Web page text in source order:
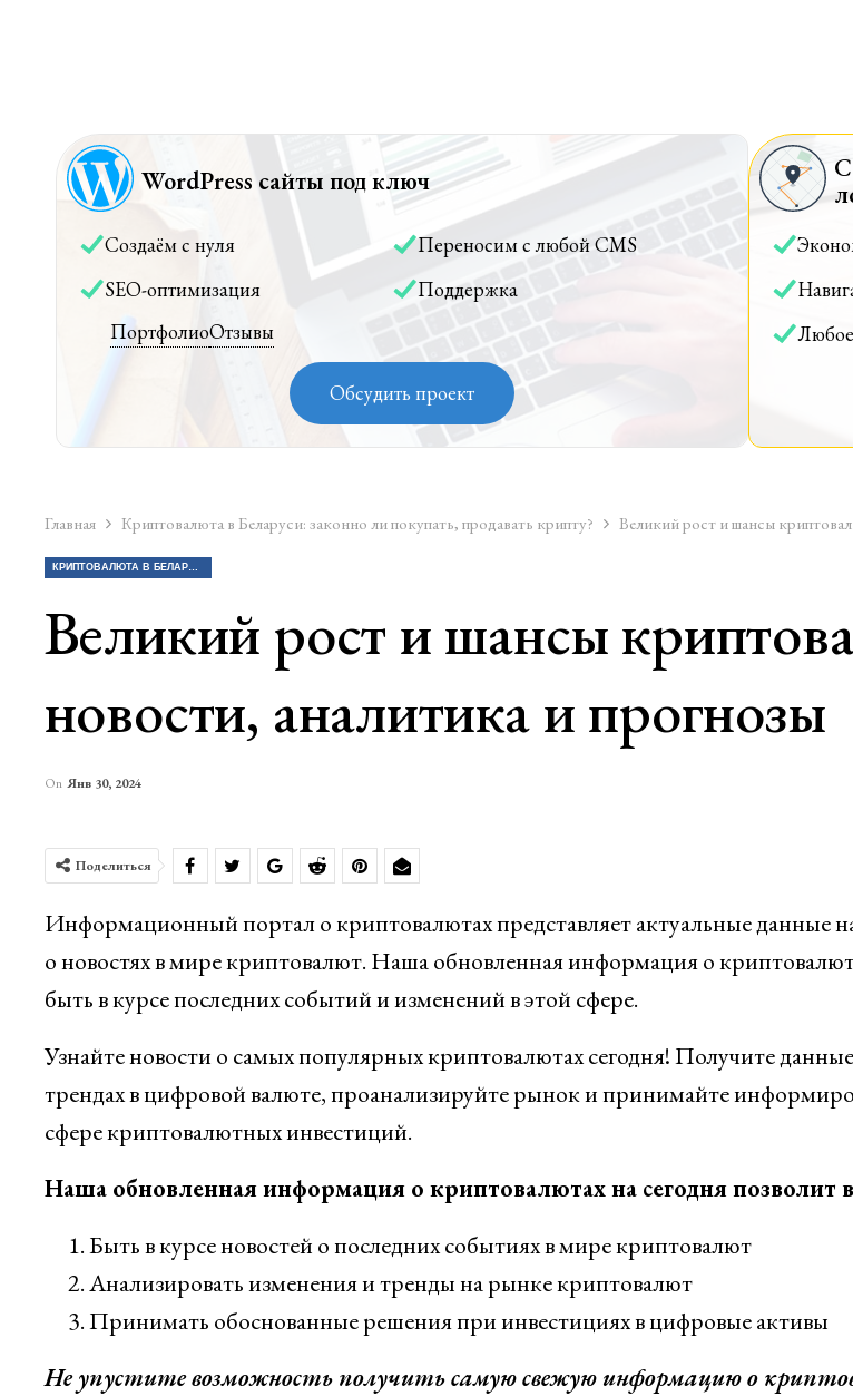
WordPress сайты под ключ
Создаём с нуля
Переносим с любой CMS
SEO-оптимизация
Поддержка
ПортфолиоОтзывы
Обсудить проект
Главная Криптовалюта в Беларуси: законно ли покупать, продавать крипту? Великий рост и шансы
КРИПТОВАЛЮТА В БЕЛАРУСИ: ЗАКОННО ЛИ ПОКУПАТЬ, ПРОДАВАТЬ КРИПТУ?
Великий рост и шансы
новости, аналитика и прогнозы
On Янв 30, 2024
Поделиться
Информационный портал о криптовалютах представляет актуальные данные
о новостях в мире криптовалют. Наша обновленная информация о
быть в курсе последних событий и изменений в этой сфере.
Узнайте новости о самых популярных криптовалютах сегодня! Получите
трендах в цифровой валюте, проанализируйте рынок и принимайте
сфере криптовалютных инвестиций.
Наша обновленная информация о криптовалютах на сегодня позволит
Быть в курсе новостей о последних событиях в мире криптовалют
Анализировать изменения и тренды на рынке криптовалют
Принимать обоснованные решения при инвестициях в цифровые активы
Не упустите возможность получить самую свежую информацию о